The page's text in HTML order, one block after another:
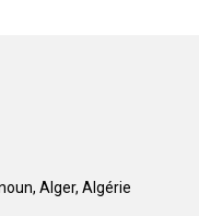
Alger, Algérie